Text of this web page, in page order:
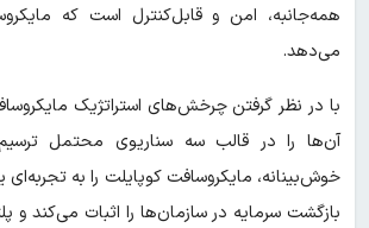
همه‌جانبه، امن و قابل‌کنترل است که
می‌دهد.
با در نظر گرفتن چرخش‌های استراتژیک
آن‌ها را در قالب سه سناریوی محتمل
خوش‌بینانه، مایکروسافت کوپایلت را به تجربه‌ای